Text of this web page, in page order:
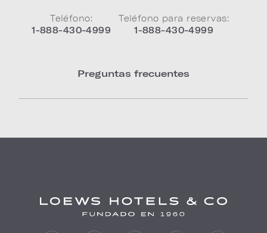
Teléfono:
1-888-430-4999
Teléfono para reservas:
1-888-430-4999
Preguntas frecuentes